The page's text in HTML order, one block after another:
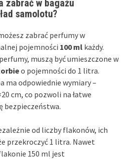
zabrać w bagażu
samolotu?
zabrać perfumy w
pojemności 100 ml każdy.
muszą być umieszczone w
o pojemności do 1 litra.
ma odpowiednie wymiary –
cm, co pozwoli na łatwe
bezpieczeństwa.
od liczby flakonów, ich
przekroczyć 1 litra. Nawet
150 ml jest